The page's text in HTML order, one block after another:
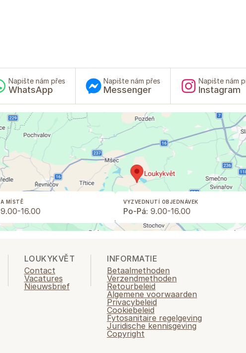
Napište nám přes
WhatsApp
Napište nám přes
Messenger
Napište nám
Instagram
MÍSTĚ
9.00-16.00
VYZVEDNUTÍ OBJEDNÁVEK
Po-Pá: 9.00-16.00
LOUKYKVĚT
Contact
Vacatures
Nieuwsbrief
INFORMATIE
Betaalmethoden
Verzendmethoden
Retourbeleid
Algemene voorwaarden
Privacybeleid
Cookiebeleid
Fytosanitaire regelgeving
Juridische kennisgeving
Copyright